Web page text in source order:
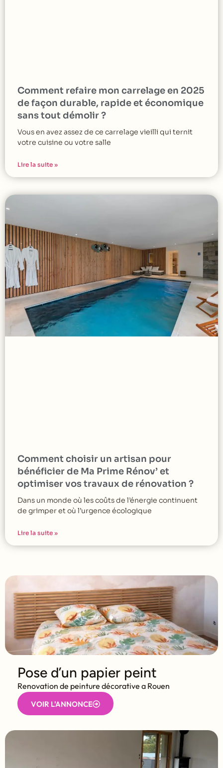
Comment refaire mon carrelage en 2025
de façon durable, rapide et économique
sans tout démolir ?
Vous en avez assez de ce carrelage vieilli qui ternit
votre cuisine ou votre salle
Lire la suite »
Comment choisir un artisan pour
bénéficier de Ma Prime Rénov’ et
optimiser vos travaux de rénovation ?
Dans un monde où les coûts de l’énergie continuent
de grimper et où l’urgence écologique
Lire la suite »
Pose d’un papier peint
Renovation de peinture décorative a Rouen
VOIR L'ANNONCE